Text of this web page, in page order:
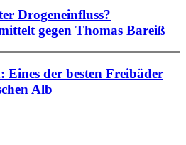
Drogeneinfluss?
gegen Thomas Bareiß
Eines der besten Freibäder
Alb